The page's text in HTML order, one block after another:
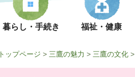
暮らし・手続き 福祉・健康
トップページ > 三鷹の魅力 > 三鷹の文化 >